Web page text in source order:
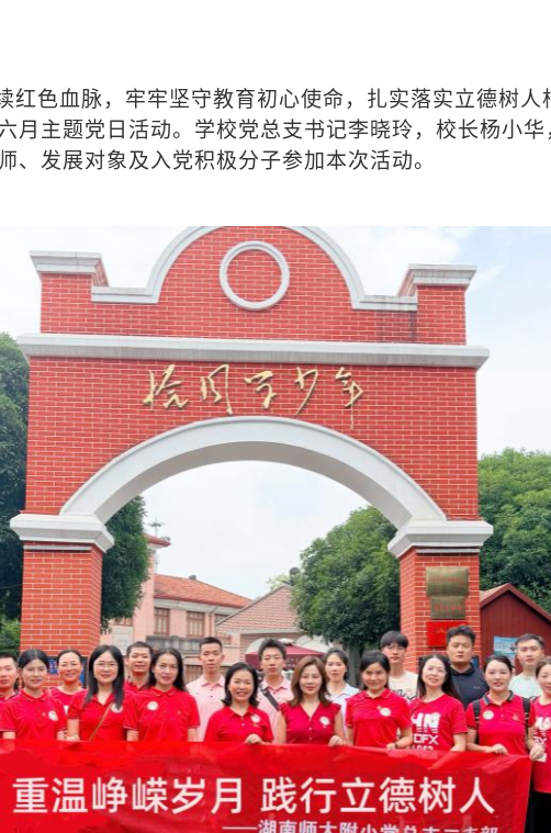
红色血脉，牢牢坚守教育初心使命，扎实落实立德树人
月主题党日活动。学校党总支书记李晓玲，校长杨小
、发展对象及入党积极分子参加本次活动。